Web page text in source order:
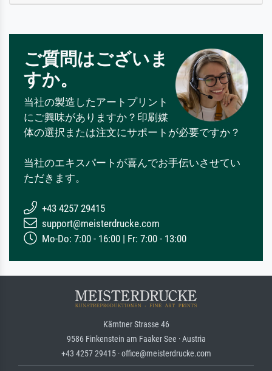
ご質問はございま
すか。
当社の製造したアートプリント
にご興味がありますか？印刷媒
体の選択または注文にサポートが必要ですか？
当社のエキスパートが喜んでお手伝いさせてい
ただきます。
+43 4257 29415
support@meisterdrucke.com
Mo-Do: 7:00 - 16:00 | Fr: 7:00 - 13:00
Kärntner Strasse 46
9586 Finkenstein am Faaker See · Austria
+43 4257 29415 · office@meisterdrucke.com